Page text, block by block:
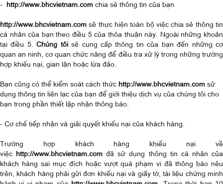
- http://www.bhcvietnam.com chia sẻ thông tin của bạn
http://www.bhcvietnam.com sẽ thực hiện toàn bộ việc chia sẻ thông tin
cá nhân của bạn theo điều 5 của thỏa thuận này. Ngoài những khoản
tại điều 5.Chúng tôisẽ cung cấp thông tin của bạn đến những cơ
quan an ninh, cơ quan chức năng để điều tra xử lý trong những trường
hợp khiếu nại, gian lận hoặc lừa đảo.
Bạn cũng có thể kiểm soát cách thức http://www.bhcvietnam.com sử
dụng thông tin liên lạc của bạn để giới thiệu dịch vụ của chúng tôi cho
bạn trong phần thiết lập nhận thông báo.
- Cơ chế tiếp nhận và giải quyết khiếu nại của khách hàng.
Trường hợp khách hàng khiếu nại về
việc http://www.bhcvietnam.com đã sử dụng thông tin cá nhân của
khách hàng sai mục đích hoặc vượt quá phạm vi đã thông báo nêu
trên, khách hàng phải gửi đơn khiếu nại và giấy tờ, tài liệu chứng minh